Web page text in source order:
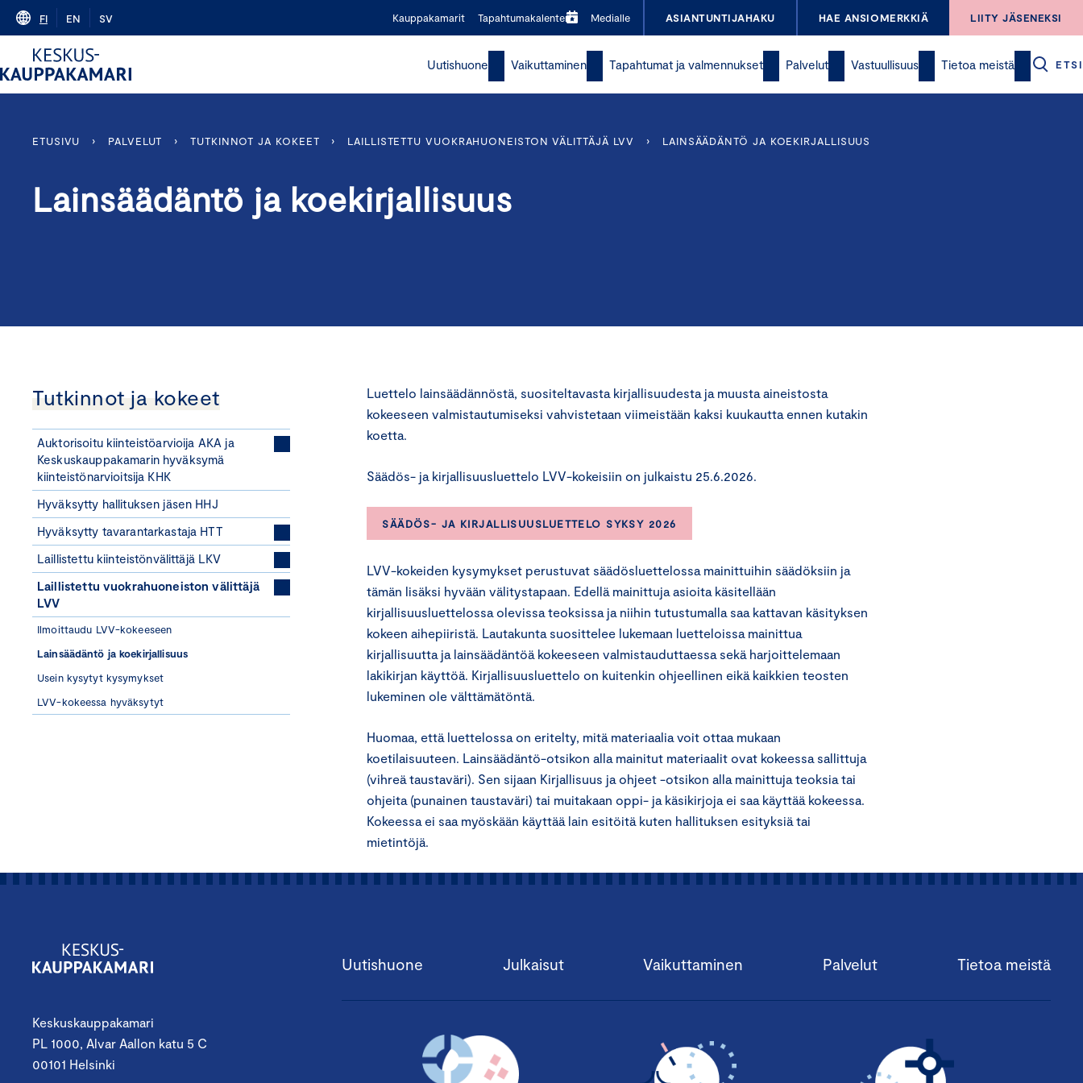
Skip
content
FI EN SV Kauppakamarit Tapahtumakalenteri Medialle ASIANTUNTIJAHAKU HAE ANSIOMERKKIÄ LIITY JÄSENEKSI
Uutishuone Vaikuttaminen Tapahtumat ja valmennukset Palvelut Vastuullisuus Tietoa meistä ETSI
ETUSIVU › PALVELUT › TUTKINNOT JA KOKEET › LAILLISTETTU VUOKRAHUONEISTON VÄLITTÄJÄ LVV › LAINSÄÄDÄNTÖ JA KOEKIRJALLISUUS
Lainsäädäntö ja koekirjallisuus
Tutkinnot ja kokeet
Auktorisoitu kiinteistöarvioija AKA ja
Keskuskauppakamarin hyväksymä
kiinteistönarvioitsija KHK
Hyväksytty hallituksen jäsen HHJ
Hyväksytty tavarantarkastaja HTT
Laillistettu kiinteistönvälittäjä LKV
Laillistettu vuokrahuoneiston välittäjä
LVV
Ilmoittaudu LVV-kokeeseen
Lainsäädäntö ja koekirjallisuus
Usein kysytyt kysymykset
LVV-kokeessa hyväksytyt
Luettelo lainsäädännöstä, suositeltavasta kirjallisuudesta ja muusta aineistosta
kokeeseen valmistautumiseksi vahvistetaan viimeistään kaksi kuukautta ennen kutakin
koetta.
Säädös- ja kirjallisuusluettelo LVV-kokeisiin on julkaistu 25.6.2026.
SÄÄDÖS- JA KIRJALLISUUSLUETTELO SYKSY 2026
LVV-kokeiden kysymykset perustuvat säädösluettelossa mainittuihin säädöksiin ja
tämän lisäksi hyvään välitystapaan. Edellä mainittuja asioita käsitellään
kirjallisuusluettelossa olevissa teoksissa ja niihin tutustumalla saa kattavan käsityksen
kokeen aihepiiristä. Lautakunta suosittelee lukemaan luetteloissa mainittua
kirjallisuutta ja lainsäädäntöä kokeeseen valmistauduttaessa sekä harjoittelemaan
lakikirjan käyttöä. Kirjallisuusluettelo on kuitenkin ohjeellinen eikä kaikkien teosten
lukeminen ole välttämätöntä.
Huomaa, että luettelossa on eritelty, mitä materiaalia voit ottaa mukaan
koetilaisuuteen. Lainsäädäntö-otsikon alla mainitut materiaalit ovat kokeessa sallittuja
(vihreä taustaväri). Sen sijaan Kirjallisuus ja ohjeet -otsikon alla mainittuja teoksia tai
ohjeita (punainen taustaväri) tai muitakaan oppi- ja käsikirjoja ei saa käyttää kokeessa.
Kokeessa ei saa myöskään käyttää lain esitöitä kuten hallituksen esityksiä tai
mietintöjä.
Keskuskauppakamari
PL 1000, Alvar Aallon katu 5 C
00101 Helsinki
Uutishuone Julkaisut Vaikuttaminen Palvelut Tietoa meistä